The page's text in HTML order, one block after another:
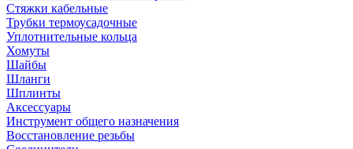
Стяжки кабельные
Трубки термоусадочные
Уплотнительные кольца
Хомуты
Шайбы
Шланги
Шплинты
Аксессуары
Инструмент общего назначения
Восстановление резьбы